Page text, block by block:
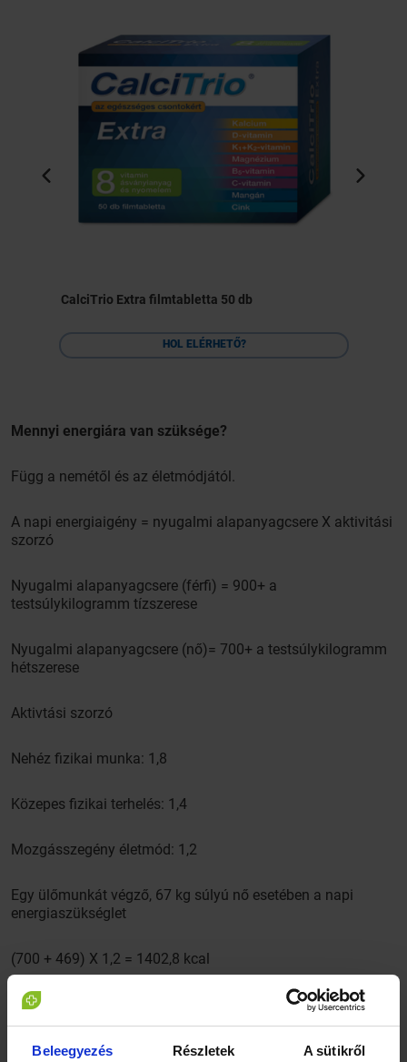
Beleegyezés Részletek A sütikről
CalciTrio Extra filmtabletta 50 db
HOL ELÉRHETŐ?
Mennyi energiára van szüksége?
Függ a nemétől és az életmódjától.
A napi energiaigény = nyugalmi alapanyagcsere X aktivitási
szorzó
Nyugalmi alapanyagcsere (férfi) = 900+ a
testsúlykilogramm tízszerese
Nyugalmi alapanyagcsere (nő)= 700+ a testsúlykilogramm
hétszerese
Aktivtási szorzó
Nehéz fizikai munka: 1,8
Közepes fizikai terhelés: 1,4
Mozgásszegény életmód: 1,2
Egy ülőmunkát végző, 67 kg súlyú nő esetében a napi
energiaszükséglet
(700 + 469) X 1,2 = 1402,8 kcal
Aki fogyni szeretne, a saját energiaigényénél 4-700
kalóriával kell kevesebbet felvennie. Ebben az esetben heti
0,5-1 kg fogyás várható.